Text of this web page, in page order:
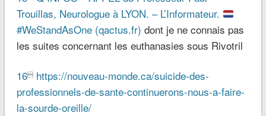
Trouillas, Neurologue à LYON. – L’Informateur.
#WeStandAsOne (qactus.fr) dont je ne connais pas
les suites concernant les euthanasies sous Rivotril
16 https://nouveau-monde.ca/suicide-des-
professionnels-de-sante-continuerons-nous-a-faire-
la-sourde-oreille/